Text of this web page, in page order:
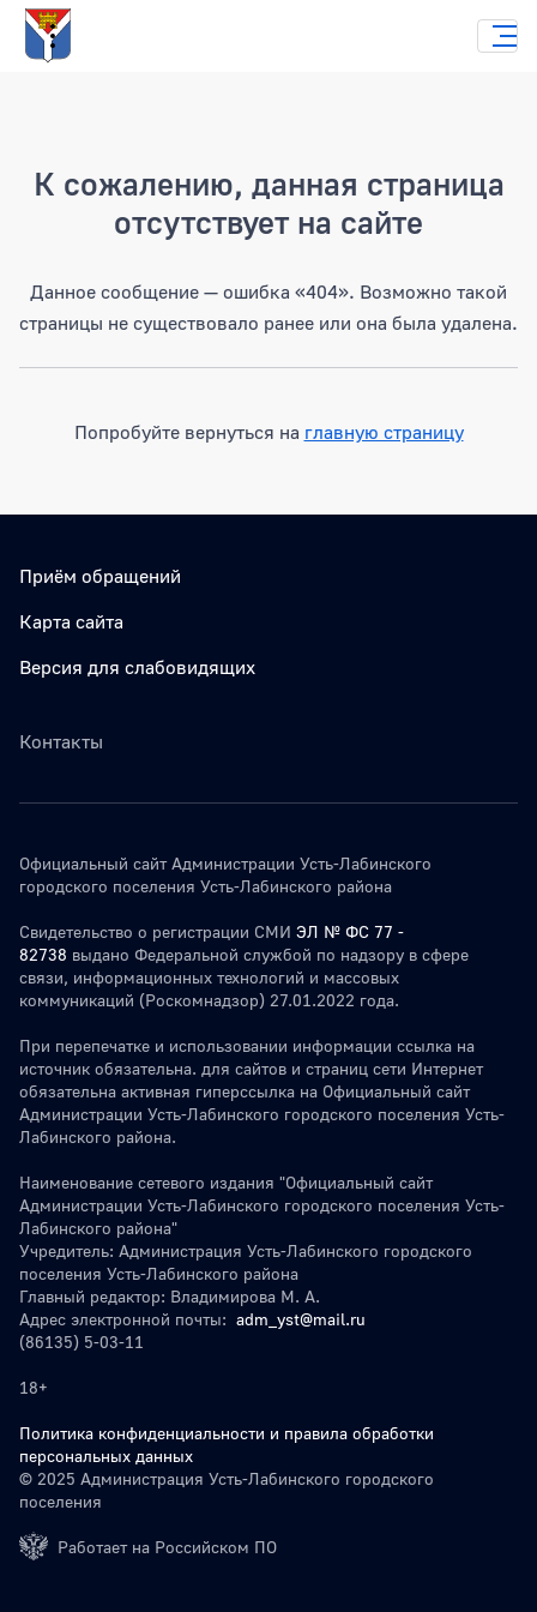
К сожалению, данная страница
отсутствует на сайте
Данное сообщение — ошибка «404». Возможно такой
страницы не существовало ранее или она была удалена.
Попробуйте вернуться на главную страницу
Приём обращений
Карта сайта
Версия для слабовидящих
Контакты
Официальный сайт Администрации Усть-Лабинского
городского поселения Усть-Лабинского района
Свидетельство о регистрации СМИ ЭЛ № ФС 77 -
82738 выдано Федеральной службой по надзору в сфере
связи, информационных технологий и массовых
коммуникаций (Роскомнадзор) 27.01.2022 года.
При перепечатке и использовании информации ссылка на
источник обязательна. для сайтов и страниц сети Интернет
обязательна активная гиперссылка на Официальный сайт
Администрации Усть-Лабинского городского поселения Усть-
Лабинского района.
Наименование сетевого издания "Официальный сайт
Администрации Усть-Лабинского городского поселения Усть-
Лабинского района"
Учредитель: Администрация Усть-Лабинского городского
поселения Усть-Лабинского района
Главный редактор: Владимирова М. А.
Адрес электронной почты: adm_yst@mail.ru
(86135) 5-03-11
18+
Политика конфиденциальности и правила обработки
персональных данных
© 2025 Администрация Усть-Лабинского городского
поселения
Работает на Российском ПО